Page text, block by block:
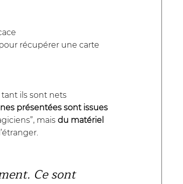
récupérer une carte
ils sont nets
présentées sont issues
mais du matériel
Ce sont